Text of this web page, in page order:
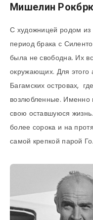
Мишелин
С художницей родом
период брака с
была не свободна. Их
окружающих. Для этого
Багамских островах,
возлюбленные. Именно
свою оставшуюся
более сорока и на
самой крепкой парой